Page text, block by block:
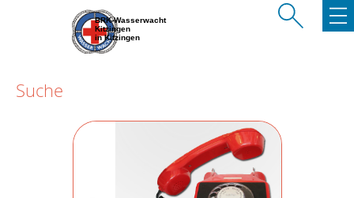
BRK-Wasserwacht
Kitzingen
in Kitzingen
Suche